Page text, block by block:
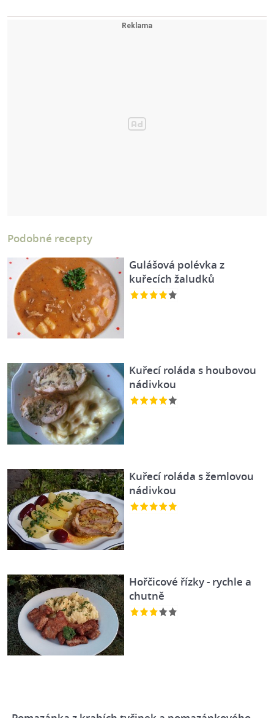
Podobné recepty
Gulášová polévka z
kuřecích žaludků
Kuřecí roláda s houbovou
nádivkou
Kuřecí roláda s žemlovou
nádivkou
Hořčicové řízky - rychle a
chutně